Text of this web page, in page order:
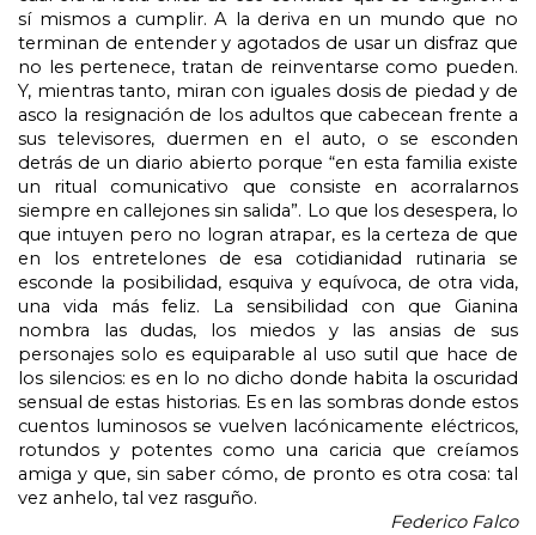
sí mismos a cumplir. A la deriva en un mundo que no
terminan de entender y agotados de usar un disfraz que
no les pertenece, tratan de reinventarse como pueden.
Y, mientras tanto, miran con iguales dosis de piedad y de
asco la resignación de los adultos que cabecean frente a
sus televisores, duermen en el auto, o se esconden
detrás de un diario abierto porque “en esta familia existe
un ritual comunicativo que consiste en acorralarnos
siempre en callejones sin salida”. Lo que los desespera, lo
que intuyen pero no logran atrapar, es la certeza de que
en los entretelones de esa cotidianidad rutinaria se
esconde la posibilidad, esquiva y equívoca, de otra vida,
una vida más feliz. La sensibilidad con que Gianina
nombra las dudas, los miedos y las ansias de sus
personajes solo es equiparable al uso sutil que hace de
los silencios: es en lo no dicho donde habita la oscuridad
sensual de estas historias. Es en las sombras donde estos
cuentos luminosos se vuelven lacónicamente eléctricos,
rotundos y potentes como una caricia que creíamos
amiga y que, sin saber cómo, de pronto es otra cosa: tal
vez anhelo, tal vez rasguño.
Federico Falco